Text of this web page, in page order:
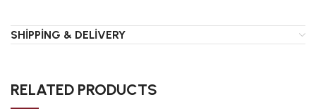
SHIPPING & DELIVERY
RELATED PRODUCTS